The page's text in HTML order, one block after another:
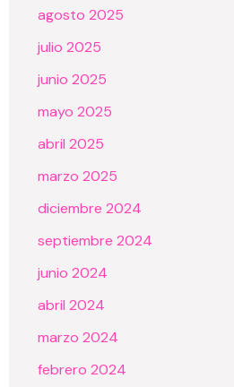
agosto 2025
julio 2025
junio 2025
mayo 2025
abril 2025
marzo 2025
diciembre 2024
septiembre 2024
junio 2024
abril 2024
marzo 2024
febrero 2024